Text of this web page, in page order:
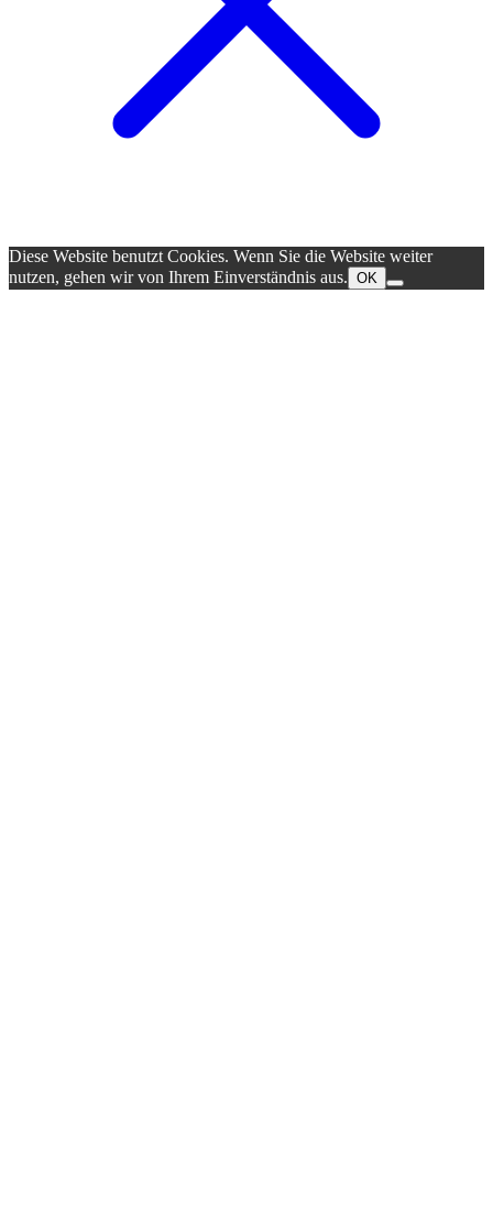
Diese Website benutzt Cookies. Wenn Sie die Website weiter
nutzen, gehen wir von Ihrem Einverständnis aus. OK